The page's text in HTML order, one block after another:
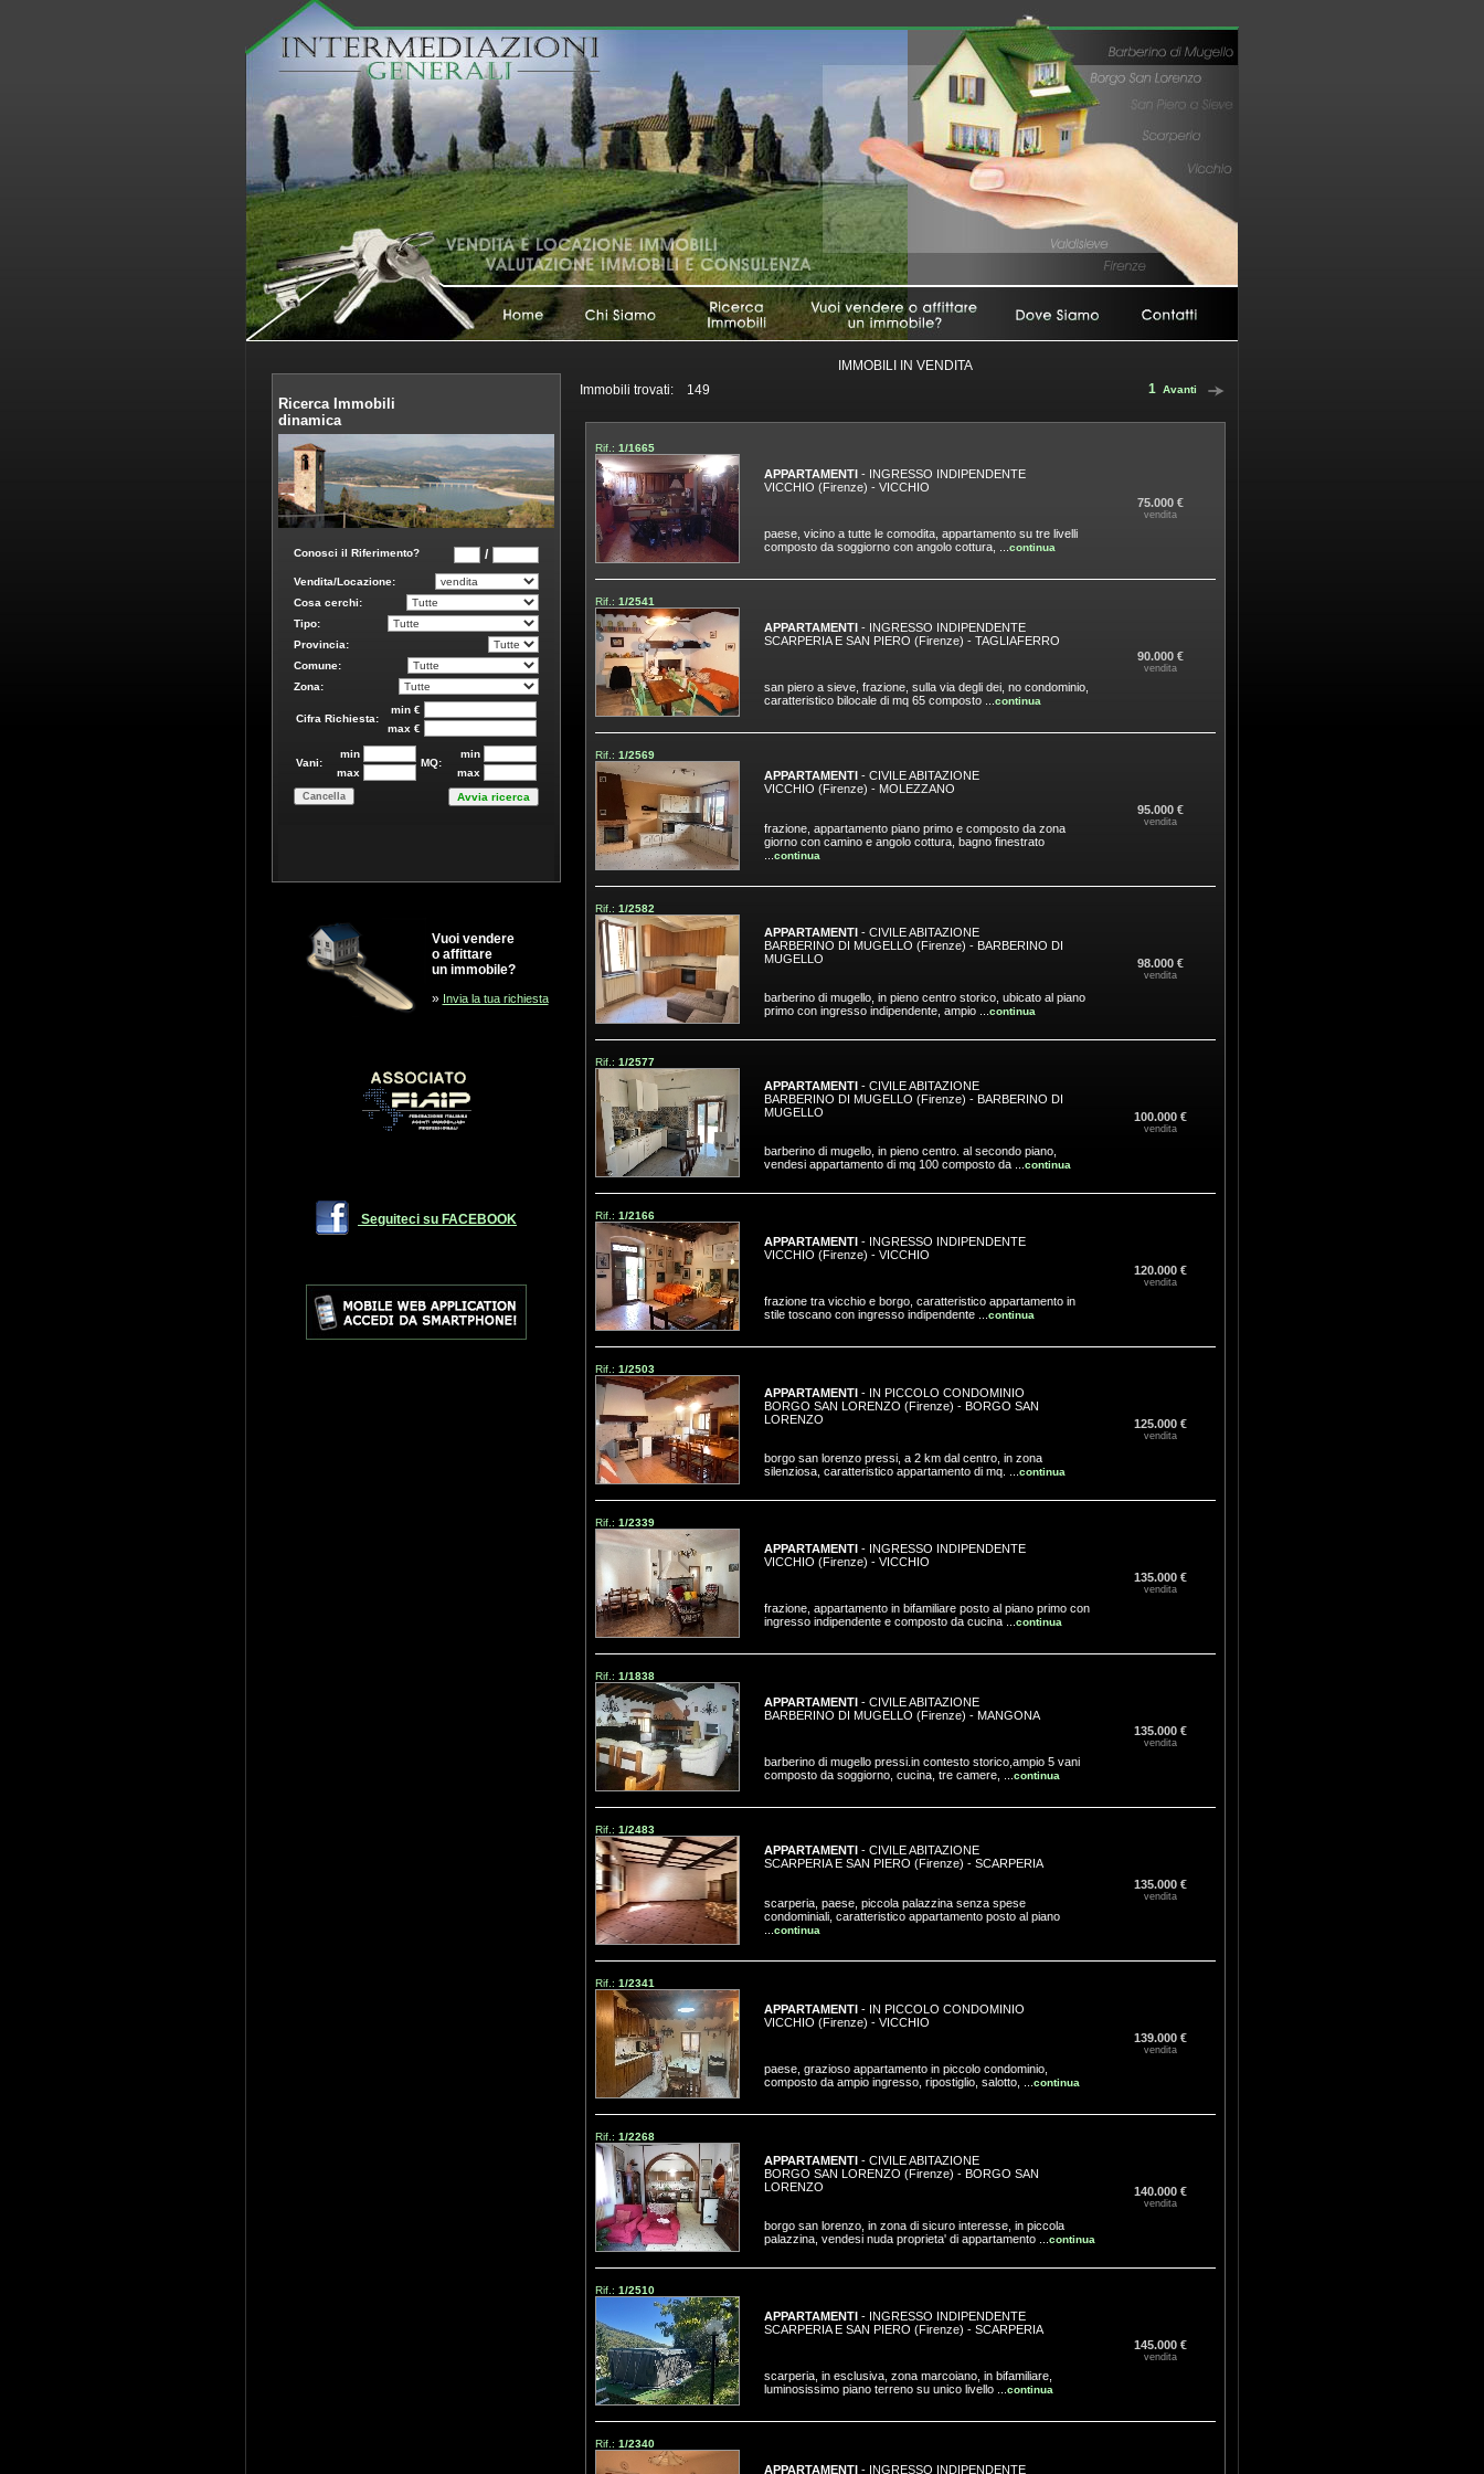
IMMOBILI IN VENDITA
Ricerca Immobili
dinamica
Vuoi vendere
o affittare
un immobile?
» Invia la tua richiesta
Seguiteci su FACEBOOK
Immobili trovati: 149 1 Avanti
Rif.: 1/1665
APPARTAMENTI- INGRESSO INDIPENDENTE
VICCHIO (Firenze) - VICCHIO
75.000 €
vendita
paese, vicino a tutte le comodita, appartamento su tre livelli
composto da soggiorno con angolo cottura, ... continua
Rif.: 1/2541
APPARTAMENTI- INGRESSO INDIPENDENTE
SCARPERIA E SAN PIERO (Firenze) - TAGLIAFERRO
90.000 €
vendita
san piero a sieve, frazione, sulla via degli dei, no condominio,
caratteristico bilocale di mq 65 composto ... continua
Rif.: 1/2569
APPARTAMENTI- CIVILE ABITAZIONE
VICCHIO (Firenze) - MOLEZZANO
95.000 €
vendita
frazione, appartamento piano primo e composto da zona
giorno con camino e angolo cottura, bagno finestrato
continua
Rif.: 1/2582
APPARTAMENTI- CIVILE ABITAZIONE
BARBERINO DI MUGELLO (Firenze) - BARBERINO DI
MUGELLO
98.000 €
vendita
barberino di mugello, in pieno centro storico, ubicato al piano
primo con ingresso indipendente, ampio ... continua
Rif.: 1/2577
APPARTAMENTI- CIVILE ABITAZIONE
BARBERINO DI MUGELLO (Firenze) - BARBERINO DI
MUGELLO
100.000 €
vendita
barberino di mugello, in pieno centro. al secondo piano,
vendesi appartamento di mq 100 composto da ... continua
Rif.: 1/2166
APPARTAMENTI- INGRESSO INDIPENDENTE
VICCHIO (Firenze) - VICCHIO
120.000 €
vendita
frazione tra vicchio e borgo, caratteristico appartamento in
stile toscano con ingresso indipendente ... continua
Rif.: 1/2503
APPARTAMENTI- IN PICCOLO CONDOMINIO
BORGO SAN LORENZO (Firenze) - BORGO SAN
LORENZO
125.000 €
vendita
borgo san lorenzo pressi, a 2 km dal centro, in zona
silenziosa, caratteristico appartamento di mq. ... continua
Rif.: 1/2339
APPARTAMENTI- INGRESSO INDIPENDENTE
VICCHIO (Firenze) - VICCHIO
135.000 €
vendita
frazione, appartamento in bifamiliare posto al piano primo con
ingresso indipendente e composto da cucina ... continua
Rif.: 1/1838
APPARTAMENTI- CIVILE ABITAZIONE
BARBERINO DI MUGELLO (Firenze) - MANGONA
135.000 €
vendita
barberino di mugello pressi.in contesto storico,ampio 5 vani
composto da soggiorno, cucina, tre camere, ... continua
Rif.: 1/2483
APPARTAMENTI- CIVILE ABITAZIONE
SCARPERIA E SAN PIERO (Firenze) - SCARPERIA
135.000 €
vendita
scarperia, paese, piccola palazzina senza spese
condominiali, caratteristico appartamento posto al piano
continua
Rif.: 1/2341
APPARTAMENTI- IN PICCOLO CONDOMINIO
VICCHIO (Firenze) - VICCHIO
139.000 €
vendita
paese, grazioso appartamento in piccolo condominio,
composto da ampio ingresso, ripostiglio, salotto, ... continua
Rif.: 1/2268
APPARTAMENTI- CIVILE ABITAZIONE
BORGO SAN LORENZO (Firenze) - BORGO SAN
LORENZO
140.000 €
vendita
borgo san lorenzo, in zona di sicuro interesse, in piccola
palazzina, vendesi nuda proprieta' di appartamento ... continua
Rif.: 1/2510
APPARTAMENTI- INGRESSO INDIPENDENTE
SCARPERIA E SAN PIERO (Firenze) - SCARPERIA
145.000 €
vendita
scarperia, in esclusiva, zona marcoiano, in bifamiliare,
luminosissimo piano terreno su unico livello ... continua
Rif.: 1/2340
APPARTAMENTI- INGRESSO INDIPENDENTE